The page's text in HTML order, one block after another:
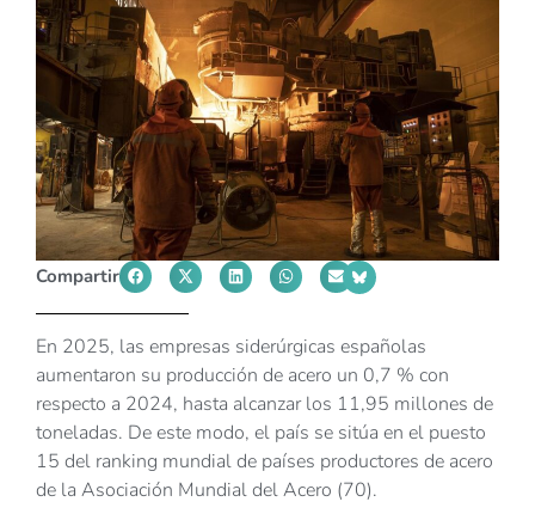
Compartir
En 2025, las empresas siderúrgicas españolas
aumentaron su producción de acero un 0,7 % con
respecto a 2024, hasta alcanzar los 11,95 millones de
toneladas. De este modo, el país se sitúa en el puesto
15 del ranking mundial de países productores de acero
de la Asociación Mundial del Acero (70).